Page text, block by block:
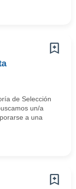
de Selección
un/a
a una